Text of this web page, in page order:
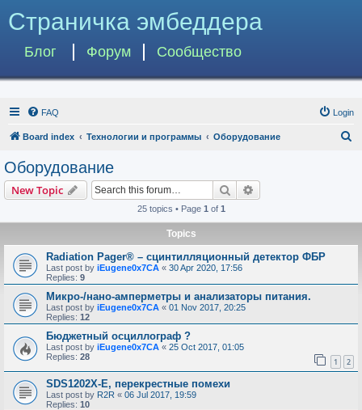
Страничка эмбеддера
Блог Форум Сообщество
FAQ Login
Board index Технологии и программы Оборудование
Оборудование
New Topic Search
25 topics • Page 1 of 1
Topics
Radiation Pager® – сцинтилляционный детектор ФБР
Last post by iEugene0x7CA « 30 Apr 2020, 17:56
Replies: 9
Микро-/нано-амперметры и анализаторы питания.
Last post by iEugene0x7CA « 01 Nov 2017, 20:25
Replies: 12
Бюджетный осциллограф ?
Last post by iEugene0x7CA « 25 Oct 2017, 01:05
Replies: 28 1 2
SDS1202X-E, перекрестные помехи
Last post by R2R « 06 Jul 2017, 19:59
Replies: 10